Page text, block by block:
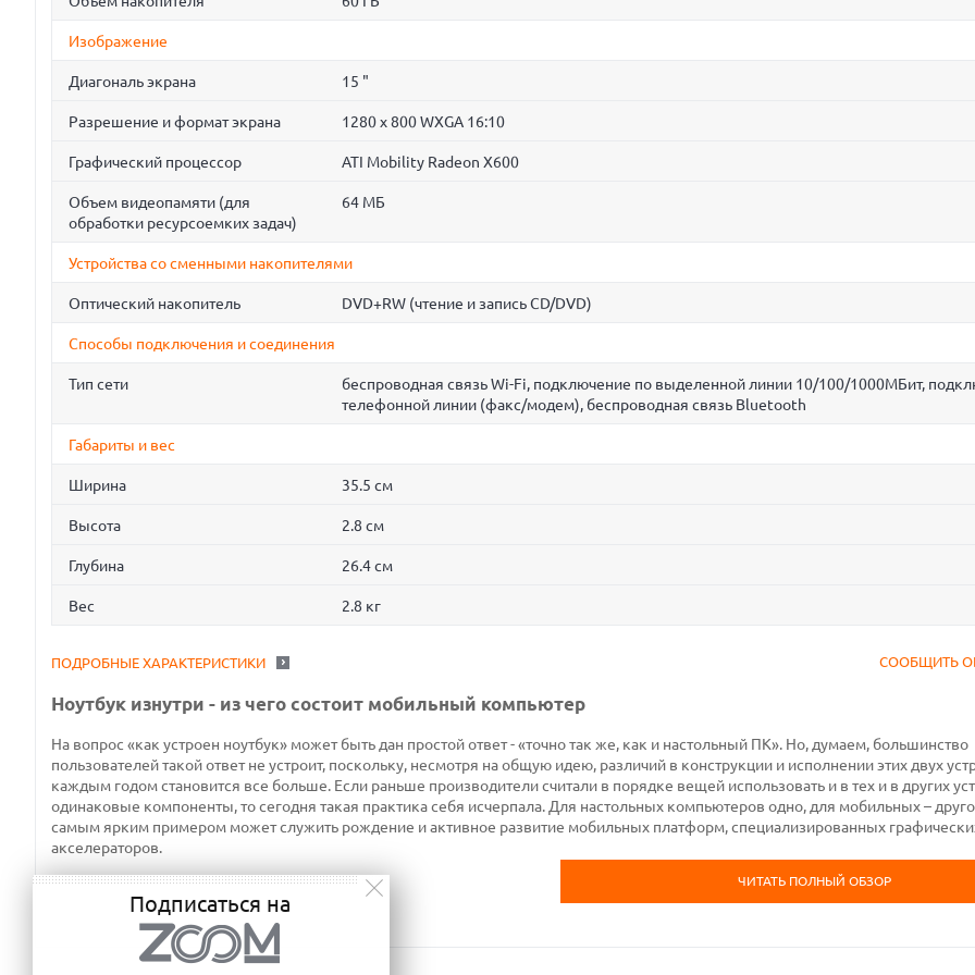
Изображение
Диагональ экрана 15 "
Разрешение и формат экрана 1280 x 800 WXGA 16:10
Графический процессор ATI Mobility Radeon X600
Объем видеопамяти (для
обработки ресурсоемких задач)
64 МБ
Устройства со сменными накопителями
Оптический накопитель DVD+RW (чтение и запись CD/DVD)
Способы подключения и соединения
Тип сети
беспроводная связь Wi-Fi, подключение по выделенной линии 10/100/1000МБит,
телефонной линии (факс/модем), беспроводная связь Bluetooth
Габариты и вес
Ширина 35.5 см
Высота 2.8 см
Глубина 26.4 см
Вес 2.8 кг
СООБЩИТЬ
ПОДРОБНЫЕ ХАРАКТЕРИСТИКИ
Ноутбук изнутри - из чего состоит мобильный компьютер
На вопрос «как устроен ноутбук» может быть дан простой ответ - «точно так же, как и настольный ПК». Но, думаем, большинство
пользователей такой ответ не устроит, поскольку, несмотря на общую идею, различий в конструкции и исполнении этих двух
каждым годом становится все больше. Если раньше производители считали в порядке вещей использовать и в тех и в других
одинаковые компоненты, то сегодня такая практика себя исчерпала. Для настольных компьютеров одно, для мобильных –
самым ярким примером может служить рождение и активное развитие мобильных платформ, специализированных
акселераторов.
ЧИТАТЬ ПОЛНЫЙ ОБЗОР
Подписаться на